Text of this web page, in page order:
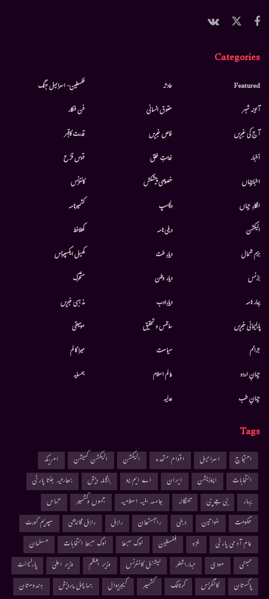
Categories
Featured
آئینہ شہر
آج کی خبریں
أخبار
اخبارجہاں
افکارِ جہاں
الیکشن
بزم شمال
بزنس
بہار نامہ
پارلیمانی خبریں
جرائم
جہانِ اردو
جہانِ طب
حادثہ
حقوق انسانی
خاص خبریں
خدمتِ خلق
خصوصی پیشکش
دلچسپ
دہلی نامہ
دیارِ ملت
دیار وطن
دیارِادب
سائنس و تحقیق
سیاست
عالم اسلام
عدلیہ
فلسطین- اسرائیل جنگ
فن فنکار
قدرت کاقہر
قوس قزح
کانفرنس
کشمیرنامہ
کھلاخط
کھیل ایکسپریس
متحرك
مذہبی خبریں
موسيقى
میرا کالم
ہمسایہ
Tags
احتجاج اسرائیل اقوام متحدہ الیکشن الیکشن کمیشن
امریکہ
انتخابات
اپوزیشن ایران اے ایم یو بنگلہ دیش
بھارتیہ جنتا پارٹی
بہار
بی جے پی تلنگانہ جامعہ ملیہ اسلامیہ جموں وکشمیر
حماس
حکومت
خواتین دہلی راجستھان راہل راہل گاندھی
سپریم کورٹ
عام آدمی پارٹی
غزہ فلسطین لوک سبھا لوک سبھا انتخابات
مسلمان
ممبئی
مودی مہاراشٹر نیشنل کانفرنس وزیر اعظم وزیر اعلیٰ
پارلیمنٹ
پاکستان
کانگریس کرناٹک کشمیر کیجریوال ہماچل پردیش ہندوستان